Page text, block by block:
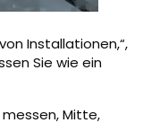
Installationen,“,
Sie wie ein
Mitte,